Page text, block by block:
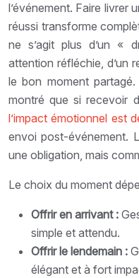
l’événement. Faire livrer
réussi transforme
ne s’agit plus d’un «
attention réfléchie, d’un
le bon moment partagé.
montré que si recevoir
l’impact émotionnel est
envoi post-événement.
une obligation, mais
Le choix du moment
Offrir en arrivant :
simple et attendu.
Offrir le lendemain :
élégant et à fort